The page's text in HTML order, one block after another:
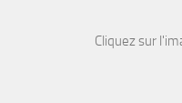
Cliquez sur